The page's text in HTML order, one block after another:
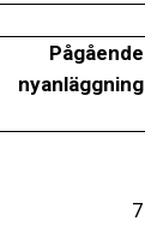
Pågående
nyanläggning
7